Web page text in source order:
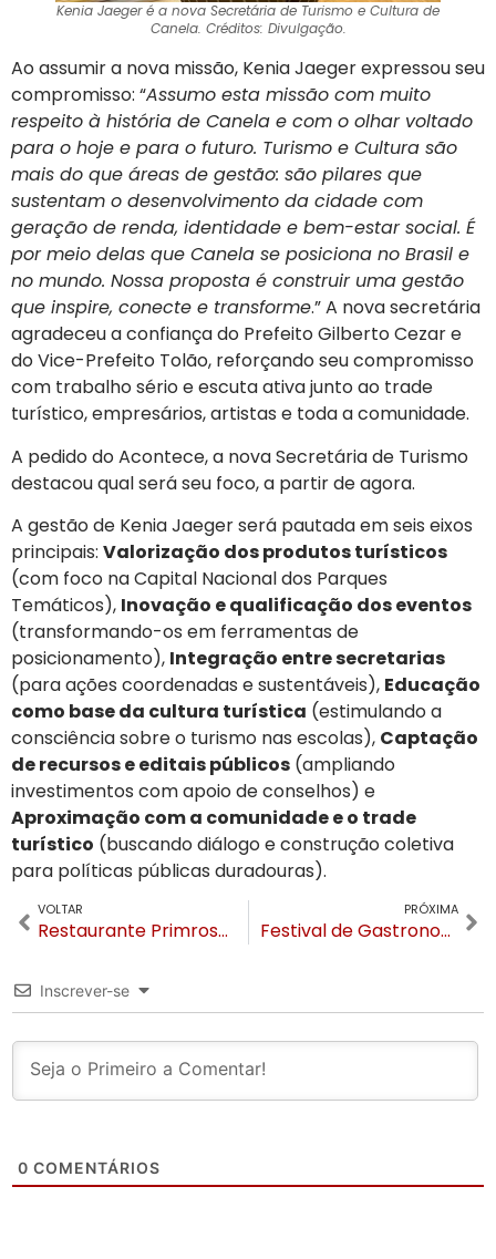
Kenia Jaeger é a nova Secretária de Turismo e Cultura de
Canela. Créditos: Divulgação.
Ao assumir a nova missão, Kenia Jaeger expressou seu
compromisso: “Assumo esta missão com muito
respeito à história de Canela e com o olhar voltado
para o hoje e para o futuro. Turismo e Cultura são
mais do que áreas de gestão: são pilares que
sustentam o desenvolvimento da cidade com
geração de renda, identidade e bem-estar social. É
por meio delas que Canela se posiciona no Brasil e
no mundo. Nossa proposta é construir uma gestão
que inspire, conecte e transforme.” A nova secretária
agradeceu a confiança do Prefeito Gilberto Cezar e
do Vice-Prefeito Tolão, reforçando seu compromisso
com trabalho sério e escuta ativa junto ao trade
turístico, empresários, artistas e toda a comunidade.
A pedido do Acontece, a nova Secretária de Turismo
destacou qual será seu foco, a partir de agora.
A gestão de Kenia Jaeger será pautada em seis eixos
principais: Valorização dos produtos turísticos
(com foco na Capital Nacional dos Parques
Temáticos), Inovação e qualificação dos eventos
(transformando-os em ferramentas de
posicionamento), Integração entre secretarias
(para ações coordenadas e sustentáveis), Educação
como base da cultura turística (estimulando a
consciência sobre o turismo nas escolas), Captação
de recursos e editais públicos (ampliando
investimentos com apoio de conselhos) e
Aproximação com a comunidade e o trade
turístico (buscando diálogo e construção coletiva
para políticas públicas duradouras).
VOLTAR
Restaurante Primrose do Castelo Saint Andrews promove o Festival Gnocchi Fortuna em Gramado
PRÓXIMA
Festival de Gastronomia de Gramado confirma datas de 2025 e terá novo conceito com homenagem ao RS
Inscrever-se
0 COMENTÁRIOS